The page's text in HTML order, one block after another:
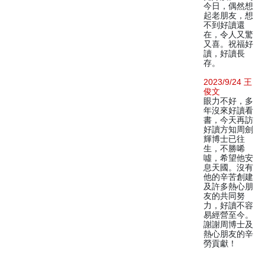
今日，偶然想
起老朋友，想
不到好讀還
在，令人又驚
又喜。祝福好
讀，好讀長
存。
2023/9/24 王
俊文
眼力不好，多
年沒來好讀看
書，今天再訪
好讀方知周劍
輝博士已往
生，不勝唏
噓，希望他安
息天國。沒有
他的辛苦創建
及許多熱心朋
友的共同努
力，好讀不容
易經營至今。
謝謝周博士及
熱心朋友的辛
勞貢獻！